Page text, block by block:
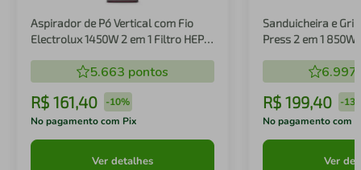
Aspirador de Pó Vertical com Fio
Electrolux 1450W 2 em 1 Filtro HEPA
5.663 pontos
R$ 161,40 -10%
No pagamento com Pix
Ver detalhes
Sanduicheira e
Press 2 em 1 850W
6.997
R$ 199,40 -
No pagamento com
Ver